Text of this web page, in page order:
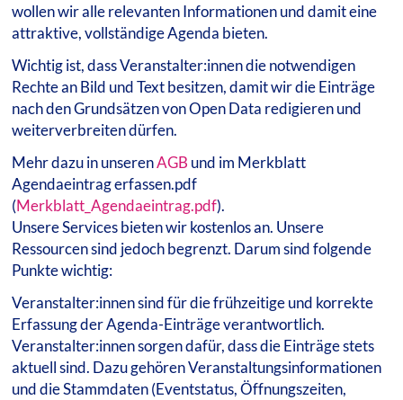
wollen wir alle relevanten Informationen und damit eine
attraktive, vollständige Agenda bieten.
Wichtig ist, dass Veranstalter:innen die notwendigen
Rechte an Bild und Text besitzen, damit wir die Einträge
nach den Grundsätzen von Open Data redigieren und
weiterverbreiten dürfen.
Mehr dazu in unserenAGB und im Merkblatt
Agendaeintrag erfassen.pdf
(Merkblatt_Agendaeintrag.pdf).
Unsere Services bieten wir kostenlos an. Unsere
Ressourcen sind jedoch begrenzt. Darum sind folgende
Punkte wichtig:
Veranstalter:innen sind für die frühzeitige und korrekte
Erfassung der Agenda-Einträge verantwortlich.
Veranstalter:innen sorgen dafür, dass die Einträge stets
aktuell sind. Dazu gehören Veranstaltungsinformationen
und die Stammdaten (Eventstatus, Öffnungszeiten,